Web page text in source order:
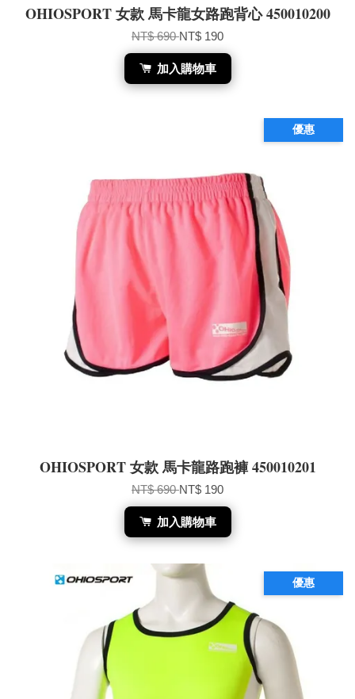
OHIOSPORT 女款 馬卡龍女路跑背心 450010200
NT$ 690NT$ 190
加入購物車
優惠
OHIOSPORT 女款 馬卡龍路跑褲 450010201
NT$ 690NT$ 190
加入購物車
優惠